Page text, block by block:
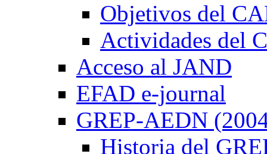
Objetivos del
Actividades del
Acceso al JAND
EFAD e-journal
GREP-AEDN
Historia del